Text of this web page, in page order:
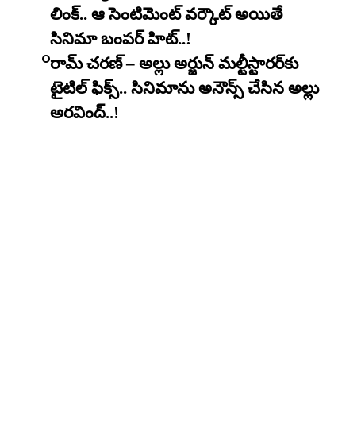
లింక్.. ఆ సెంటిమెంట్ వర్కౌట్ అయితే
సినిమా బంపర్ హిట్..!
రామ్ చరణ్ – అల్లు అర్జున్ మల్టీస్టారర్​కు
టైటిల్ ఫిక్స్.. సినిమాను అనౌన్స్ చేసిన అల్లు
అరవింద్..!